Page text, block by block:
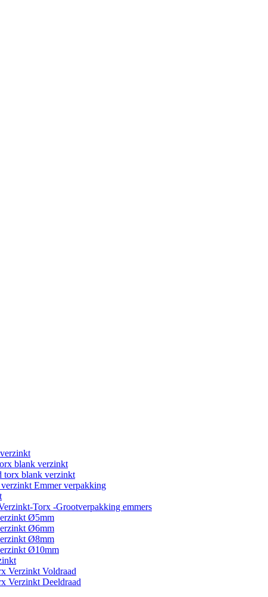
blank verzinkt
torx blank verzinkt
Emmer verpakking
Torx -Grootverpakking emmers
Ø5mm
Ø6mm
Ø8mm
Ø10mm
Verzinkt Voldraad
Verzinkt Deeldraad